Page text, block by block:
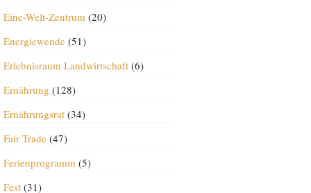
Eine-Welt-Zentrum(20)
Energiewende(51)
Erlebnisraum Landwirtschaft(6)
Ernährung (128)
Ernährungsrat(34)
Fair Trade(47)
Ferienprogramm(5)
Fest(31)